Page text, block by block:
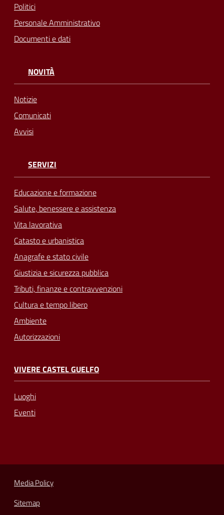
Politici
Personale Amministrativo
Documenti e dati
NOVITÀ
Notizie
Comunicati
Avvisi
SERVIZI
Educazione e formazione
Salute, benessere e assistenza
Vita lavorativa
Catasto e urbanistica
Anagrafe e stato civile
Giustizia e sicurezza pubblica
Tributi, finanze e contravvenzioni
Cultura e tempo libero
Ambiente
Autorizzazioni
VIVERE CASTEL GUELFO
Luoghi
Eventi
Media Policy
Sitemap